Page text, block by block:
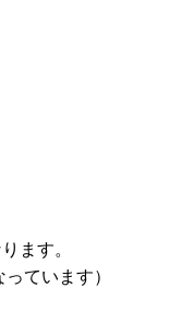
ます。
ています）